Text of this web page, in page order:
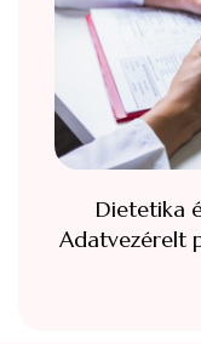
Dietetika
Adatvezérelt